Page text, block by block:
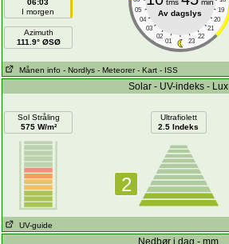
06:03
I morgen
Azimuth
111.9° ØSØ
05
19
04
20
03
21
02
22
01 23
tms
min
Av dagslys
Månen info - Nordlys - Meteorer - Kart - ISS
Solar - UV-indeks - Lux
Sol Stråling
575 W/m²
Ultrafiolett
2.5 Indeks
2
UV-guide
Nedbør i dag - mm